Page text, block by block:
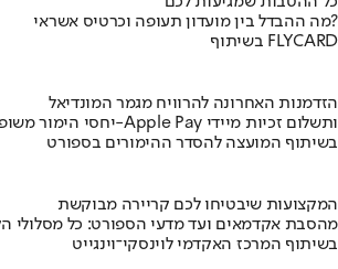
מה ההבדל בין מועדון תעופה וכרטיס אשראי?
בשיתוף FLYCARD
הזדמנות האחרונה להרוויח מגמר המונדיאל
יחסי הימור משופרים, הפקדות ב-Apple Pay ותשלום זכיות מיידי
בשיתוף המועצה להסדר ההימורים בספורט
המקצועות שיבטיחו לכם קריירה מבוקשת
מהסבת אקדמאים ועד מדעי הספורט: כל מסלולי
בשיתוף המרכז האקדמי לוינסקי־וינגייט